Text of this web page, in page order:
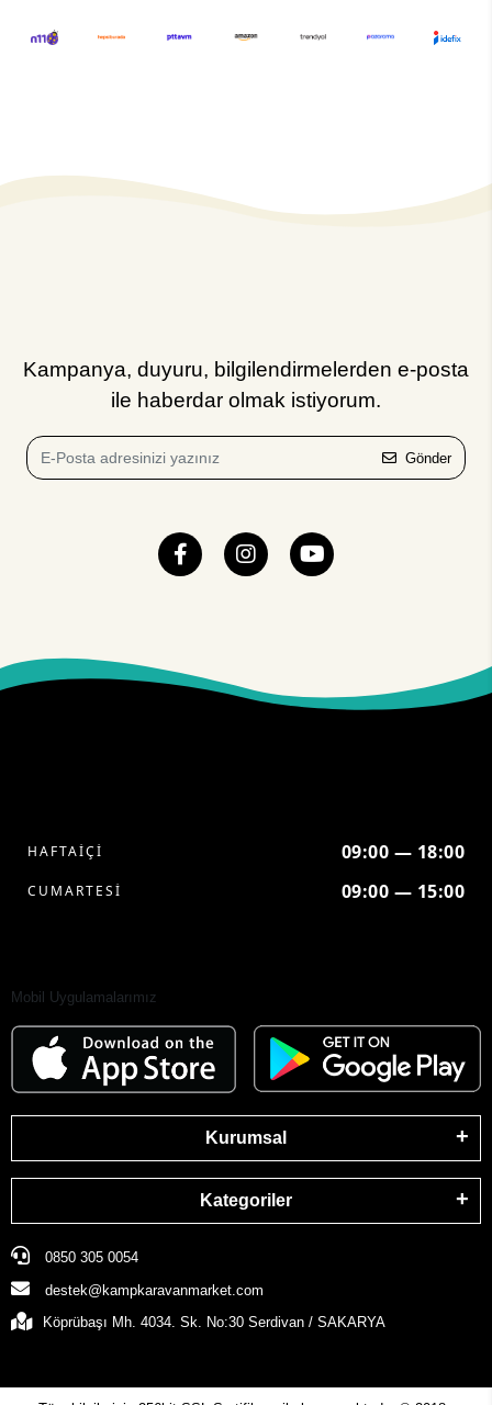
Kampanya, duyuru, bilgilendirmelerden e-posta
ile haberdar olmak istiyorum.
Gönder
HAFTAİÇİ 09:00 — 18:00
CUMARTESİ 09:00 — 15:00
Mobil Uygulamalarımız
Kurumsal
Kategoriler
0850 305 0054
destek@kampkaravanmarket.com
Köprübaşı Mh. 4034. Sk. No:30 Serdivan / SAKARYA